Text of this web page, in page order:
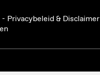
- Privacybeleid & Disclaimer